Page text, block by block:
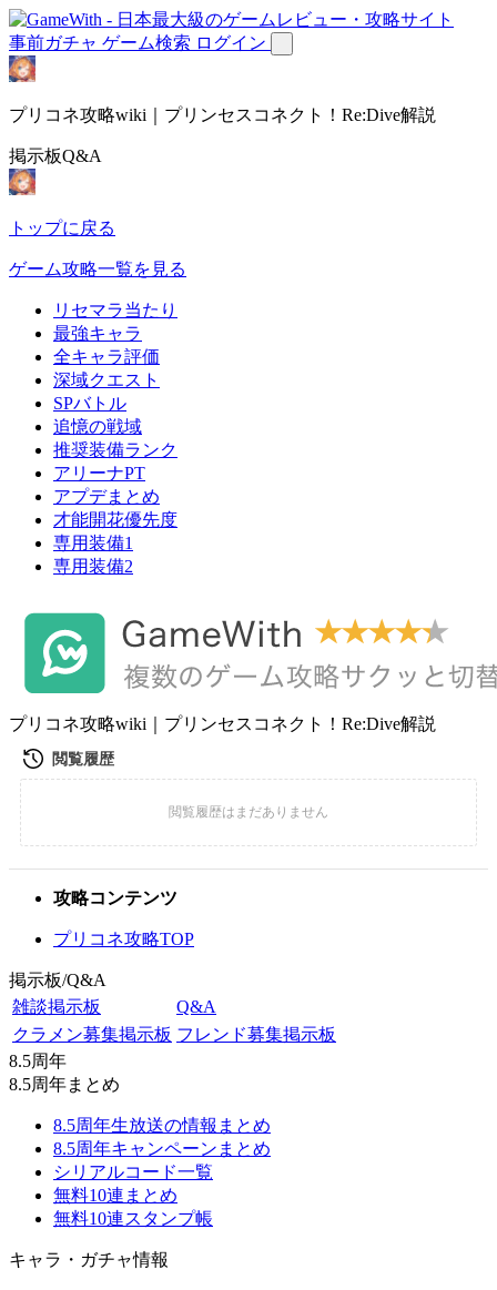
事前ガチャ ゲーム検索 ログイン
プリコネ攻略wiki｜プリンセスコネクト！Re:Dive解説
掲示板Q&A
トップに戻る
ゲーム攻略一覧を見る
リセマラ当たり
最強キャラ
全キャラ評価
深域クエスト
SPバトル
追憶の戦域
推奨装備ランク
アリーナPT
アプデまとめ
才能開花優先度
専用装備1
専用装備2
プリコネ攻略wiki｜プリンセスコネクト！Re:Dive解説
攻略コンテンツ
プリコネ攻略TOP
掲示板/Q&A
雑談掲示板
Q&A
クラメン募集掲示板 フレンド募集掲示板
8.5周年
8.5周年まとめ
8.5周年生放送の情報まとめ
8.5周年キャンペーンまとめ
シリアルコード一覧
無料10連まとめ
無料10連スタンプ帳
キャラ・ガチャ情報